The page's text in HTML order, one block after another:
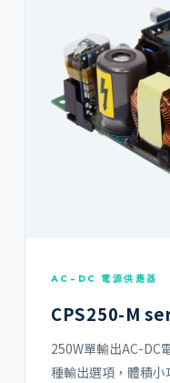
AC-DC 電源供應器
CPS250-M
250W單輸出AC-DC
種輸出選項，體積